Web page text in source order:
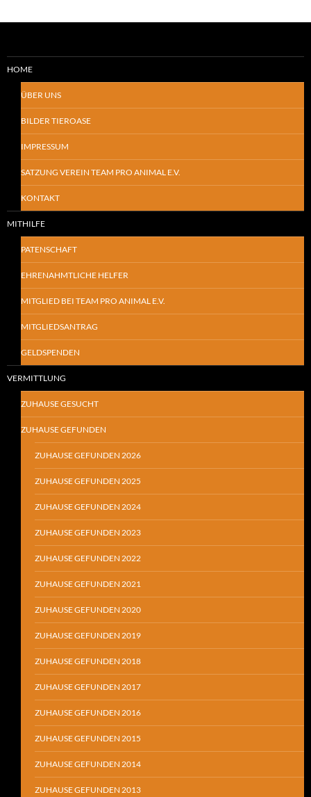
HOME
ÜBER UNS
BILDER TIEROASE
IMPRESSUM
SATZUNG VEREIN TEAM PRO ANIMAL E.V.
KONTAKT
MITHILFE
PATENSCHAFT
EHRENAHMTLICHE HELFER
MITGLIED BEI TEAM PRO ANIMAL E.V.
MITGLIEDSANTRAG
GELDSPENDEN
VERMITTLUNG
ZUHAUSE GESUCHT
ZUHAUSE GEFUNDEN
ZUHAUSE GEFUNDEN 2026
ZUHAUSE GEFUNDEN 2025
ZUHAUSE GEFUNDEN 2024
ZUHAUSE GEFUNDEN 2023
ZUHAUSE GEFUNDEN 2022
ZUHAUSE GEFUNDEN 2021
ZUHAUSE GEFUNDEN 2020
ZUHAUSE GEFUNDEN 2019
ZUHAUSE GEFUNDEN 2018
ZUHAUSE GEFUNDEN 2017
ZUHAUSE GEFUNDEN 2016
ZUHAUSE GEFUNDEN 2015
ZUHAUSE GEFUNDEN 2014
ZUHAUSE GEFUNDEN 2013